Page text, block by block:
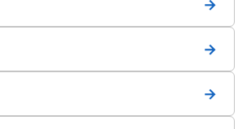
→
→
→